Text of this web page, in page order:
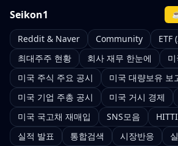
Seikon1
Reddit & Naver Community
ETF
최대주주 현황
회사 재무 한눈에
미국 주식 주요 공시
미국 대량보유 보
미국 기업 주총 공시
미국 거시 경제
미국 국고채 재매입
SNS모음
실적 발표
통합검색 시장반응